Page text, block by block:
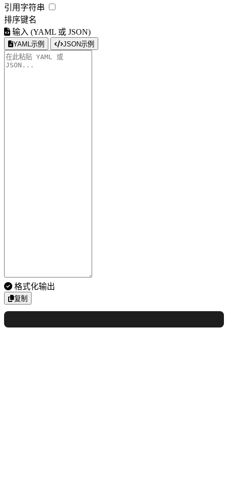
引用字符串
排序键名
输入 (YAML 或 JSON)
YAML示例 JSON示例
格式化输出
复制